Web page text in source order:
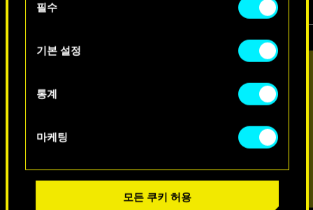
쿠키 사용에 관한 세부 사항이나 관련 설정은
아래의 "Settings" 메뉴에서 확인할 수 있습니다.
필수
기본 설정
통계
마케팅
모든 쿠키 허용